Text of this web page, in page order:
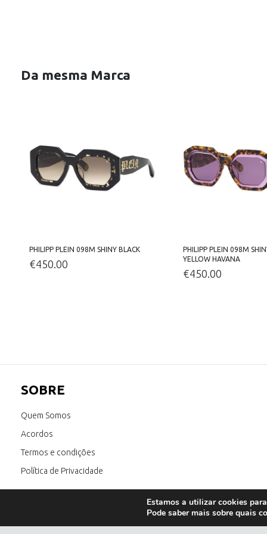
Da mesma Marca
PHILIPP PLEIN 098M SHINY BLACK
€450.00
PHILIPP PLEIN 098M
YELLOW HAVANA
€450.00
SOBRE
Quem Somos
Acordos
Termos e condições
Política de Privacidade
Estamos a utilizar cookies
Pode saber mais sobre quais